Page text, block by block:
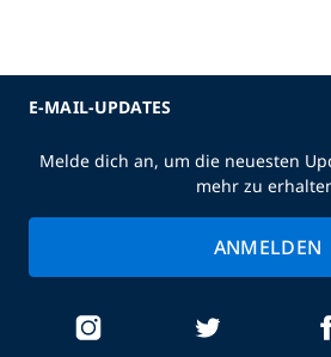
E-MAIL-UPDATES
Melde dich an, um die neuesten
mehr zu
ANMELDEN